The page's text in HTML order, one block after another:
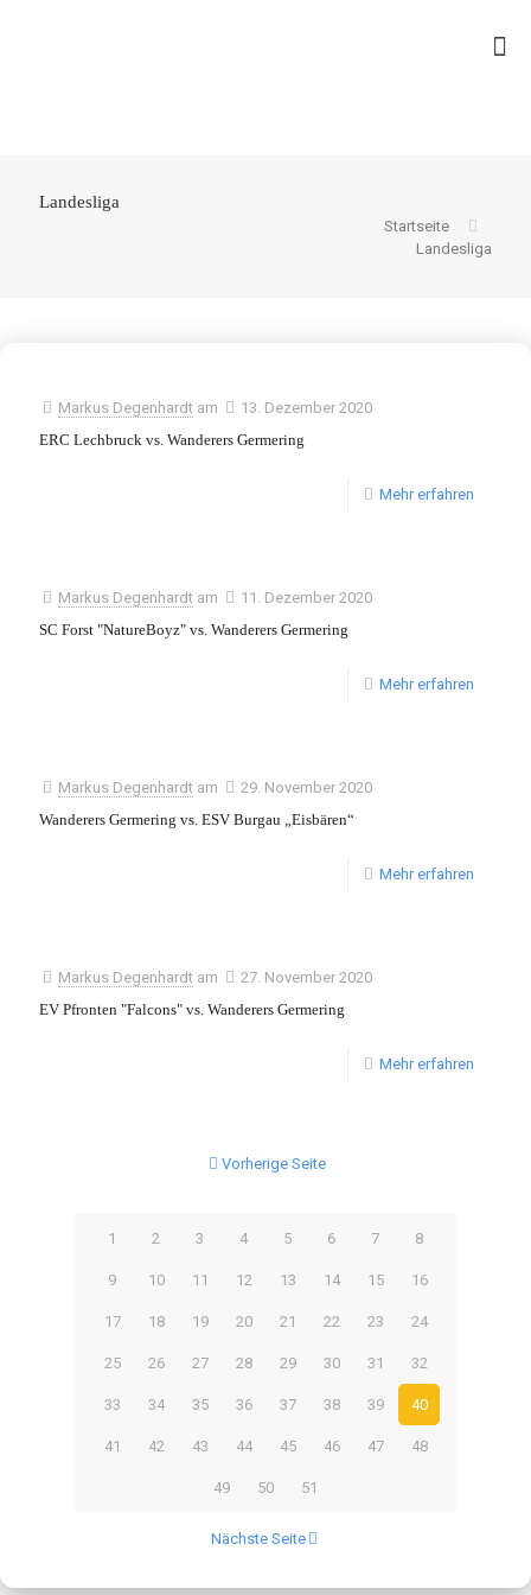
Landesliga
Startseite
Landesliga
Markus Degenhardt am
13. Dezember 2020
ERC Lechbruck vs. Wanderers Germering
Mehr erfahren
Markus Degenhardt am
11. Dezember 2020
SC Forst "NatureBoyz" vs. Wanderers Germering
Mehr erfahren
Markus Degenhardt am
29. November 2020
Wanderers Germering vs. ESV Burgau „Eisbären“
Mehr erfahren
Markus Degenhardt am
27. November 2020
EV Pfronten "Falcons" vs. Wanderers Germering
Mehr erfahren
Vorherige Seite
1 2 3 4 5 6 7 8
9 10 11 12 13 14 15 16
17 18 19 20 21 22 23 24
25 26 27 28 29 30 31 32
33 34 35 36 37 38 39 40
41 42 43 44 45 46 47 48
49 50 51
Nächste Seite